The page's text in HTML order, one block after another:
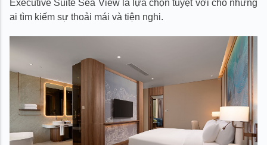
Executive Suite Sea View là lựa chọn tuyệt vời cho những
ai tìm kiếm sự thoải mái và tiện nghi.